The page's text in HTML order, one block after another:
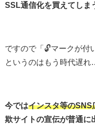
SSL通信化を買えてしま
ですので「🔓マークが付
というのはもう時代遅れ
今ではインスタ等の
欺サイトの宣伝が普通に